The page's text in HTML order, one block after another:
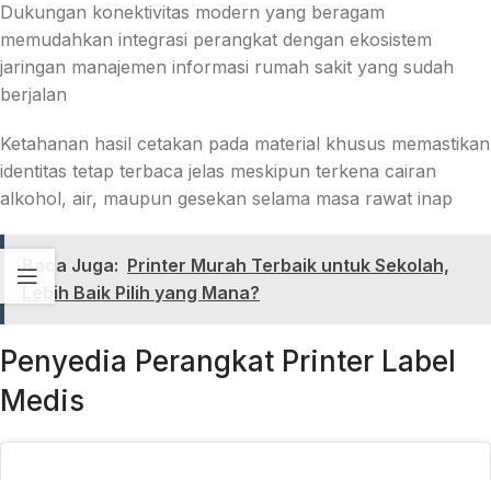
Dukungan konektivitas modern yang beragam
memudahkan integrasi perangkat dengan ekosistem
jaringan manajemen informasi rumah sakit yang sudah
berjalan
Ketahanan hasil cetakan pada material khusus memastikan
identitas tetap terbaca jelas meskipun terkena cairan
alkohol, air, maupun gesekan selama masa rawat inap
Baca Juga: Printer Murah Terbaik untuk Sekolah,
Lebih Baik Pilih yang Mana?
Penyedia Perangkat Printer Label
Medis